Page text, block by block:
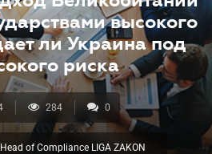
высокого
ли Украина под
риска
284 0
of Compliance LIGA ZAKON